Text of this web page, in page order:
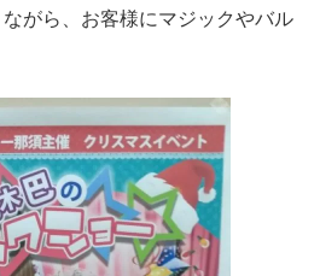
がら、お客様にマジックやバル